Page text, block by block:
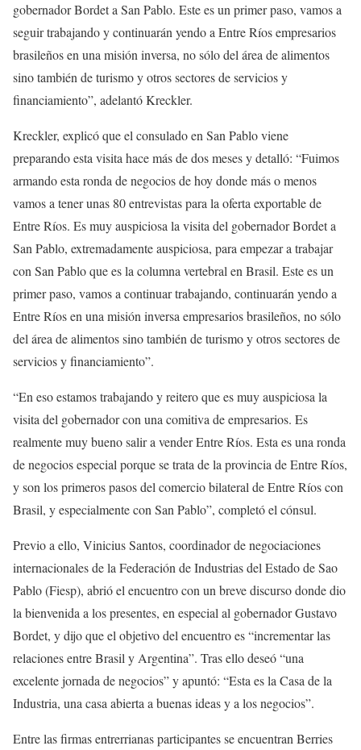
gobernador Bordet a San Pablo. Este es un primer paso, vamos a
seguir trabajando y continuarán yendo a Entre Ríos empresarios
brasileños en una misión inversa, no sólo del área de alimentos
sino también de turismo y otros sectores de servicios y
financiamiento”, adelantó Kreckler.
Kreckler, explicó que el consulado en San Pablo viene
preparando esta visita hace más de dos meses y detalló: “Fuimos
armando esta ronda de negocios de hoy donde más o menos
vamos a tener unas 80 entrevistas para la oferta exportable de
Entre Ríos. Es muy auspiciosa la visita del gobernador Bordet a
San Pablo, extremadamente auspiciosa, para empezar a trabajar
con San Pablo que es la columna vertebral en Brasil. Este es un
primer paso, vamos a continuar trabajando, continuarán yendo a
Entre Ríos en una misión inversa empresarios brasileños, no sólo
del área de alimentos sino también de turismo y otros sectores de
servicios y financiamiento”.
“En eso estamos trabajando y reitero que es muy auspiciosa la
visita del gobernador con una comitiva de empresarios. Es
realmente muy bueno salir a vender Entre Ríos. Esta es una ronda
de negocios especial porque se trata de la provincia de Entre Ríos,
y son los primeros pasos del comercio bilateral de Entre Ríos con
Brasil, y especialmente con San Pablo”, completó el cónsul.
Previo a ello, Vinicius Santos, coordinador de negociaciones
internacionales de la Federación de Industrias del Estado de Sao
Pablo (Fiesp), abrió el encuentro con un breve discurso donde dio
la bienvenida a los presentes, en especial al gobernador Gustavo
Bordet, y dijo que el objetivo del encuentro es “incrementar las
relaciones entre Brasil y Argentina”. Tras ello deseó “una
excelente jornada de negocios” y apuntó: “Esta es la Casa de la
Industria, una casa abierta a buenas ideas y a los negocios”.
Entre las firmas entrerrianas participantes se encuentran Berries